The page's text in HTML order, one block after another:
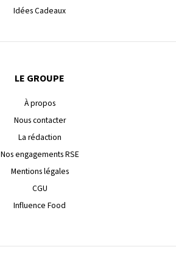
Idées Cadeaux
LE GROUPE
À propos
Nous contacter
La rédaction
Nos engagements RSE
Mentions légales
CGU
Influence Food